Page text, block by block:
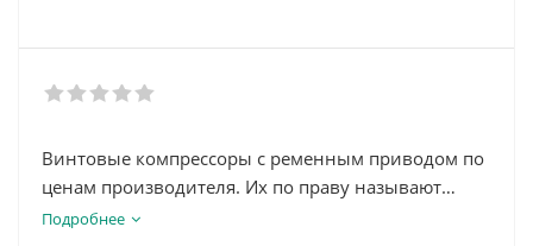
Винтовые компрессоры с ременным приводом по
ценам производителя. Их по праву называют
одним из самых экономичных видов
Подробнее